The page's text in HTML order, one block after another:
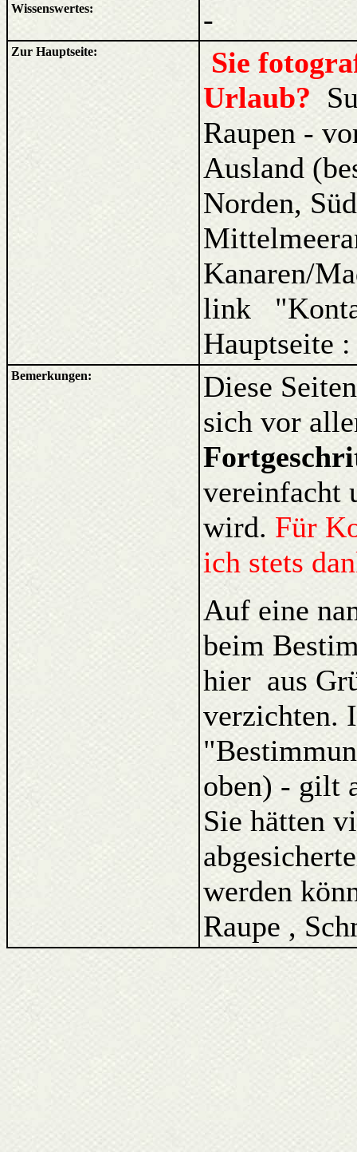
Wissenswertes: -
Zur Hauptseite:
Sie
Urlaub?
Raupen -
Ausland
Norden,
Kanaren/
link
Hauptseite
Bemerkungen:
Diese
sich vor
vereinfacht
wird. Für
ich stets
Auf eine
beim
hier aus
verzichten.
oben) - gilt
Sie hätten
werden
Raupe ,